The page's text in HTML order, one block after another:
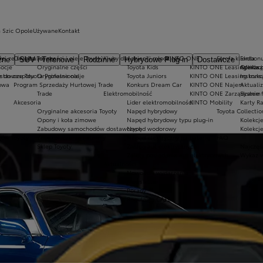
SUV i Terenowe Rodzinne Hybrydowe Plug-in
Dostawcze
Oryginalne części i oleje Toyoty
Oryginalne części
Oryginalne oleje
Program Sprzedaży Hurtowej Trade
Trade
Akcesoria
Oryginalne akcesoria Toyoty
Opony i koła zimowe
Zabudowy samochodów dostawczych
Strefa klienta
Karty
Toyota
KINTO ONE
KINTO ONE Leasing
KINTO ONE Leasing
KINTO ONE Najem
KINTO ONE Zarządzanie
KINTO Mobility
Kluby dla dzieci i młodzieży
Toyota Kids
Toyota Juniors
Konkurs Dream Car
Elektromobilność
Lider elektromobilności
Napęd hybrydowy
Napęd hybrydowy typu plug-in
Napęd wodorowy
Zasięg aut elektrycznych
Zalety posiadania aut elektrycznych
Porady
Regulacje CAFE
Toyota Professional
Oferta
Szic Opole
ze świata Toyoty
do zespołu
UżywaneKontakt